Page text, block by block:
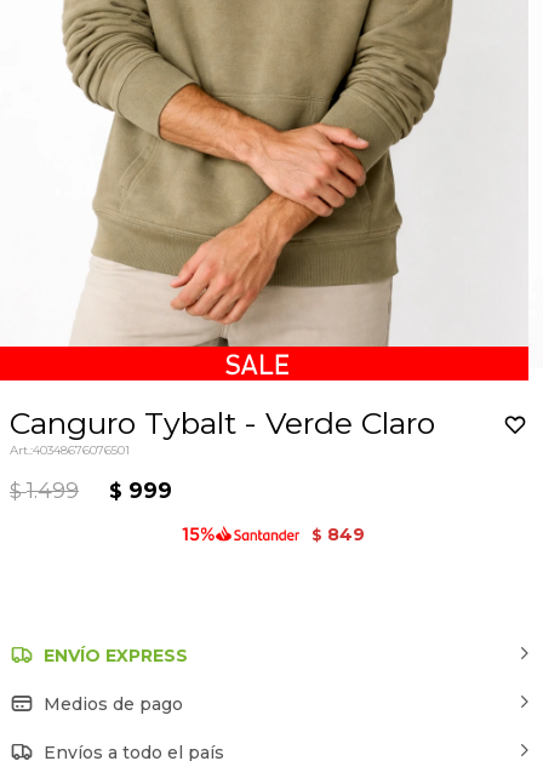
Canguro Tybalt - Verde Claro
40348676076501
$ 1.499 $ 999
$ 849
ENVÍO EXPRESS
Medios de pago
Envíos a todo el país